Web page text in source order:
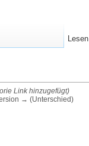
Link hinzugefügt)
→ (Unterschied)
Lesen